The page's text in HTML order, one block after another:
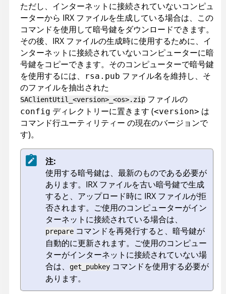
ただし、インターネットに接続されていないコンピュ
ーターから IRX ファイルを生成している場合は、この
コマンドを使用して暗号鍵をダウンロードできます。
その後、 IRX ファイルの生成時に使用するために、イ
ンターネットに接続されていないコンピューターに暗
号鍵をコピーできます。そのコンピューターで暗号鍵
を使用するには、
rsa.pub ファイル名を維持し、そ
のファイルを抽出された
SAClientUtil_<version>_<os>.zip ファイルの
config ディレクトリーに置きます (<version> は
コマンド行ユーティリティー の現在のバージョンで
す)。
注:
使用する暗号鍵は、最新のものである必要が
あります。 IRX ファイルを古い暗号鍵で生成
すると、アップロード時に IRX ファイルが拒
否されます。ご使用のコンピューターがイン
ターネットに接続されている場合は、
prepare コマンドを再発行すると、暗号鍵が
自動的に更新されます。ご使用のコンピュー
ターがインターネットに接続されていない場
合は、
get_pubkey コマンドを使用する必要が
あります。